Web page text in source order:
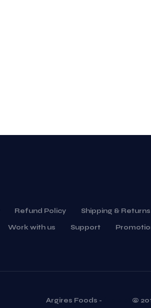
Shipping & Returns
Refund Policy
Support
Work with us
Argires Foods - ©